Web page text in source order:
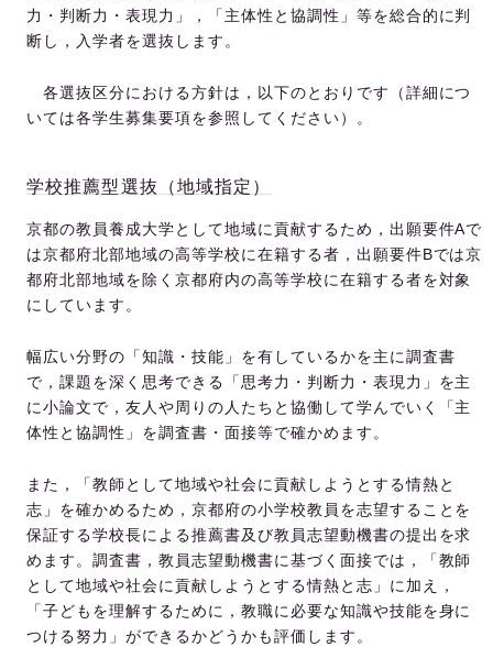
力・判断力・表現力」，「主体性と協調性」等を総合的に判
断し，入学者を選抜します。
各選抜区分における方針は，以下のとおりです（詳細につ
いては各学生募集要項を参照してください）。
学校推薦型選抜（地域指定）
京都の教員養成大学として地域に貢献するため，出願要件Aで
は京都府北部地域の高等学校に在籍する者，出願要件Bでは京
都府北部地域を除く京都府内の高等学校に在籍する者を対象
にしています。
幅広い分野の「知識・技能」を有しているかを主に調査書
で，課題を深く思考できる「思考力・判断力・表現力」を主
に小論文で，友人や周りの人たちと協働して学んでいく「主
体性と協調性」を調査書・面接等で確かめます。
また，「教師として地域や社会に貢献しようとする情熱と
志」を確かめるため，京都府の小学校教員を志望することを
保証する学校長による推薦書及び教員志望動機書の提出を求
めます。調査書，教員志望動機書に基づく面接では，「教師
として地域や社会に貢献しようとする情熱と志」に加え，
「子どもを理解するために，教職に必要な知識や技能を身に
つける努力」ができるかどうかも評価します。